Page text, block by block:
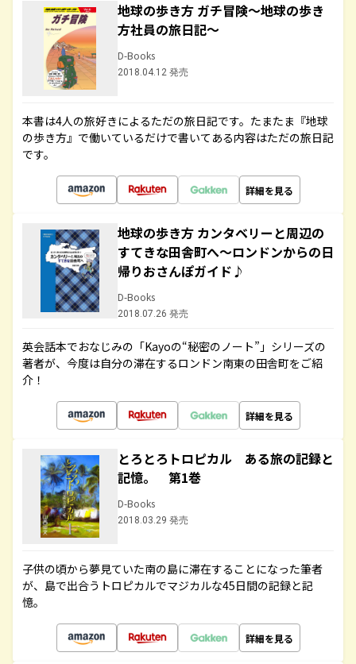
地球の歩き方 ガチ冒険～地球の歩き
方社員の旅日記～
D-Books
2018.04.12 発売
本書は4人の旅好きによるただの旅日記です。たまたま『地球
の歩き方』で働いているだけで書いてある内容はただの旅日記
です。
詳細を見る
地球の歩き方 カンタベリーと周辺の
すてきな田舎町へ～ロンドンからの日
帰りおさんぽガイド♪
D-Books
2018.07.26 発売
英会話本でおなじみの「Kayoの“秘密のノート”」シリーズの
著者が、今度は自分の滞在するロンドン南東の田舎町をご紹
介！
詳細を見る
とろとろトロピカル ある旅の記録と
記憶。 第1巻
D-Books
2018.03.29 発売
子供の頃から夢見ていた南の島に滞在することになった筆者
が、島で出合うトロピカルでマジカルな45日間の記録と記
憶。
詳細を見る